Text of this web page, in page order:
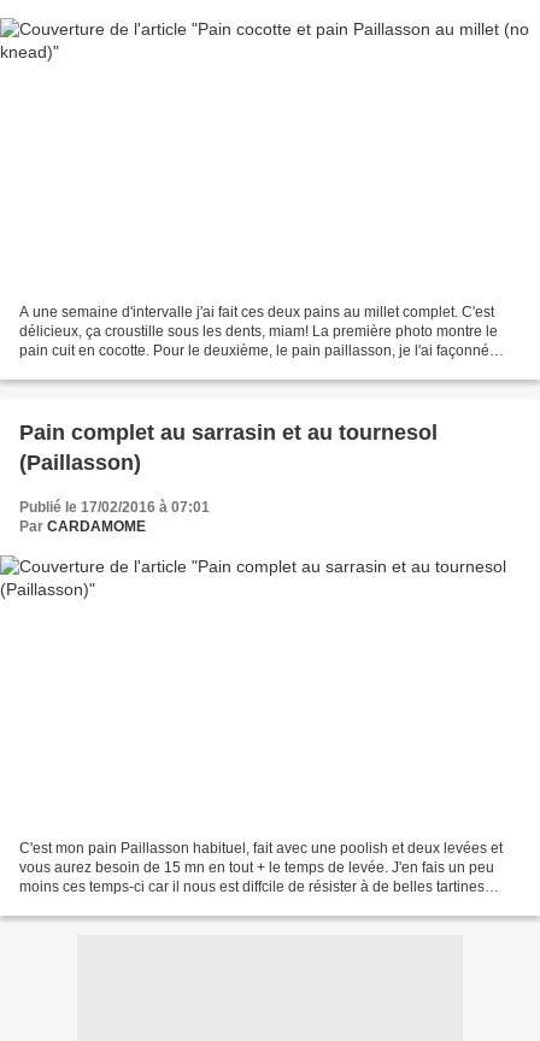
A une semaine d'intervalle j'ai fait ces deux pains au millet complet. C'est
délicieux, ça croustille sous les dents, miam! La première photo montre le
pain cuit en cocotte. Pour le deuxième, le pain paillasson, je l'ai façonné
Pain complet au sarrasin et au tournesol
(Paillasson)
Publié le 17/02/2016 à 07:01
Par CARDAMOME
C'est mon pain Paillasson habituel, fait avec une poolish et deux levées et
vous aurez besoin de 15 mn en tout + le temps de levée. J'en fais un peu
moins ces temps-ci car il nous est diffcile de résister à de belles tartines